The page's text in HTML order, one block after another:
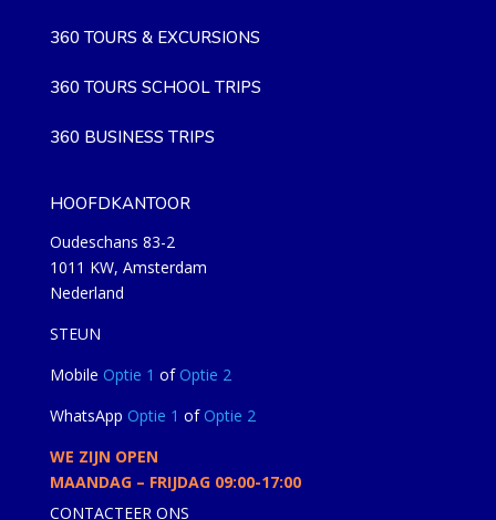
360 TOURS & EXCURSIONS
360 TOURS SCHOOL TRIPS
360 BUSINESS TRIPS
HOOFDKANTOOR
Oudeschans 83-2
1011 KW, Amsterdam
Nederland
STEUN
Mobile Optie 1 of Optie 2
WhatsApp Optie 1 of Optie 2
WE ZIJN OPEN
MAANDAG – FRIJDAG 09:00-17:00
CONTACTEER ONS